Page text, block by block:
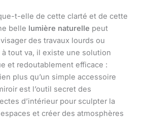
t-elle de cette clarté et de cette
belle lumière naturelle peut
des travaux lourds ou
à tout va, il existe une solution
et redoutablement efficace :
plus qu’un simple accessoire
est l’outil secret des
d’intérieur pour sculpter la
et créer des atmosphères